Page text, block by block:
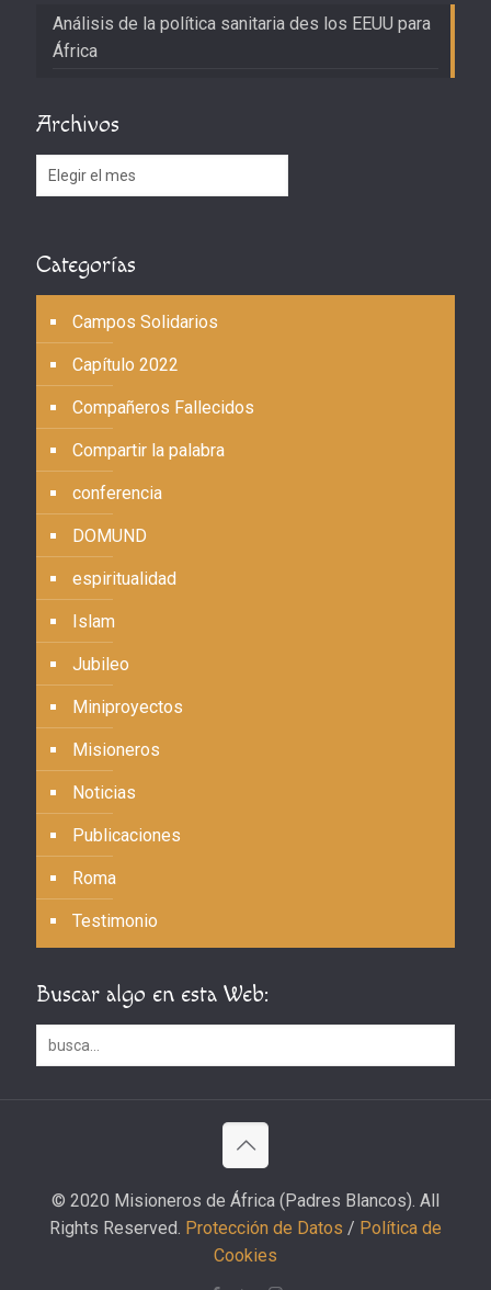
Análisis de la política sanitaria des los EEUU para
África
Archivos
Archivos
Categorías
Campos Solidarios
Capítulo 2022
Compañeros Fallecidos
Compartir la palabra
conferencia
DOMUND
espiritualidad
Islam
Jubileo
Miniproyectos
Misioneros
Noticias
Publicaciones
Roma
Testimonio
Buscar algo en esta Web:
© 2020 Misioneros de África (Padres Blancos). All
Rights Reserved. Protección de Datos / Política de
Cookies